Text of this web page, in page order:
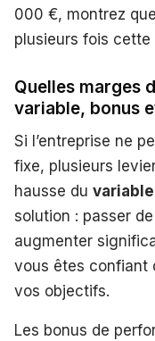
000 €, montrez
plusieurs fois
Quelles marges
variable, bonus
Si l’entreprise ne
fixe, plusieurs
hausse du variable
solution : passer
augmenter
vous êtes confiant
vos objectifs.
Les bonus de